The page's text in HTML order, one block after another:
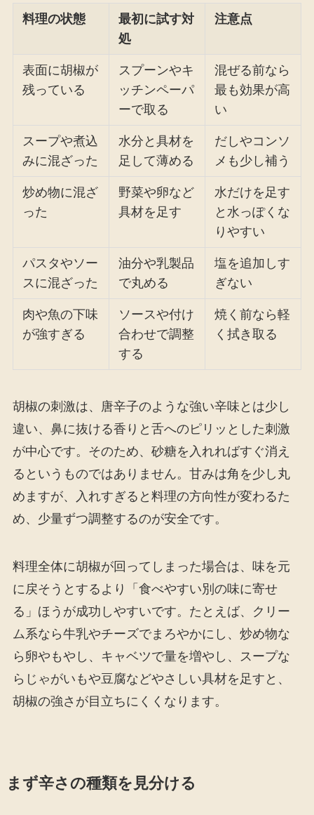
料理の状態
最初に試す対
処
注意点
表面に胡椒が
残っている
スプーンやキ
ッチンペーパ
ーで取る
混ぜる前なら
最も効果が高
い
スープや煮込
みに混ざった
水分と具材を
足して薄める
だしやコンソ
メも少し補う
炒め物に混ざ
った
野菜や卵など
具材を足す
水だけを足す
と水っぽくな
りやすい
パスタやソー
スに混ざった
油分や乳製品
で丸める
塩を追加しす
ぎない
肉や魚の下味
が強すぎる
ソースや付け
合わせで調整
する
焼く前なら軽
く拭き取る
胡椒の刺激は、唐辛子のような強い辛味とは少し
違い、鼻に抜ける香りと舌へのピリッとした刺激
が中心です。そのため、砂糖を入れればすぐ消え
るというものではありません。甘みは角を少し丸
めますが、入れすぎると料理の方向性が変わるた
め、少量ずつ調整するのが安全です。
料理全体に胡椒が回ってしまった場合は、味を元
に戻そうとするより「食べやすい別の味に寄せ
る」ほうが成功しやすいです。たとえば、クリー
ム系なら牛乳やチーズでまろやかにし、炒め物な
ら卵やもやし、キャベツで量を増やし、スープな
らじゃがいもや豆腐などやさしい具材を足すと、
胡椒の強さが目立ちにくくなります。
まず辛さの種類を見分ける